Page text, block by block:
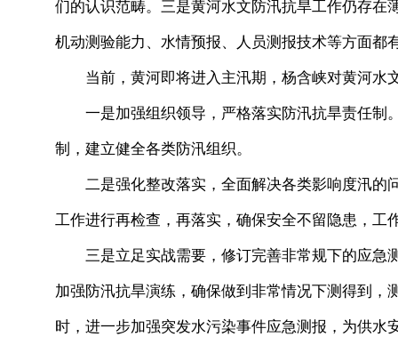
们的认识范畴。三是黄河水文防汛抗旱工作仍存
机动测验能力、水情预报、人员测报技术等方面都
当前，黄河即将进入主汛期，杨含峡对黄河水
一是加强组织领导，严格落实防汛抗旱责任制
制，建立健全各类防汛组织。
二是强化整改落实，全面解决各类影响度汛的
工作进行再检查，再落实，确保安全不留隐患，工
三是立足实战需要，修订完善非常规下的应急
加强防汛抗旱演练，确保做到非常情况下测得到
时，进一步加强突发水污染事件应急测报，为供水